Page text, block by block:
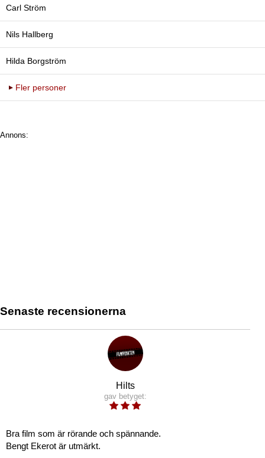
Carl Ström
Nils Hallberg
Hilda Borgström
Fler personer
Annons:
Senaste recensionerna
Hilts
gav betyget:
Bra film som är rörande och spännande.
Bengt Ekerot är utmärkt.